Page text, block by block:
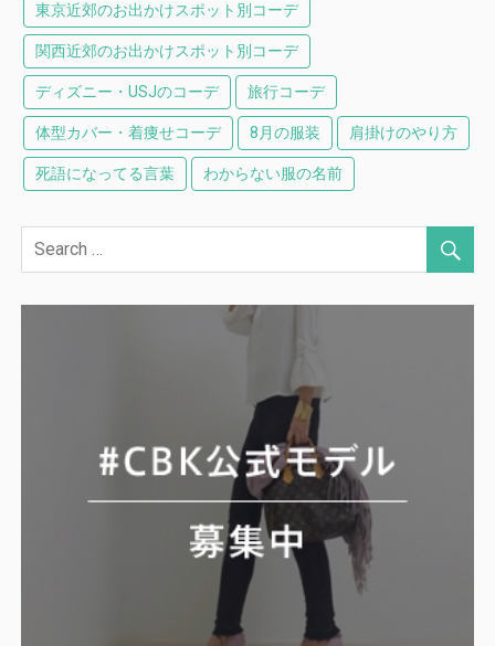
東京近郊のお出かけスポット別コーデ
関西近郊のお出かけスポット別コーデ
ディズニー・USJのコーデ 旅行コーデ
体型カバー・着痩せコーデ 8月の服装 肩掛けのやり方
死語になってる言葉 わからない服の名前